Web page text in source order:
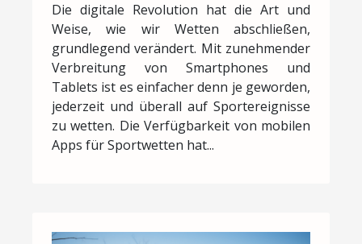
Die digitale Revolution hat die Art und
Weise, wie wir Wetten abschließen,
grundlegend verändert. Mit zunehmender
Verbreitung von Smartphones und
Tablets ist es einfacher denn je geworden,
jederzeit und überall auf Sportereignisse
zu wetten. Die Verfügbarkeit von mobilen
Apps für Sportwetten hat...